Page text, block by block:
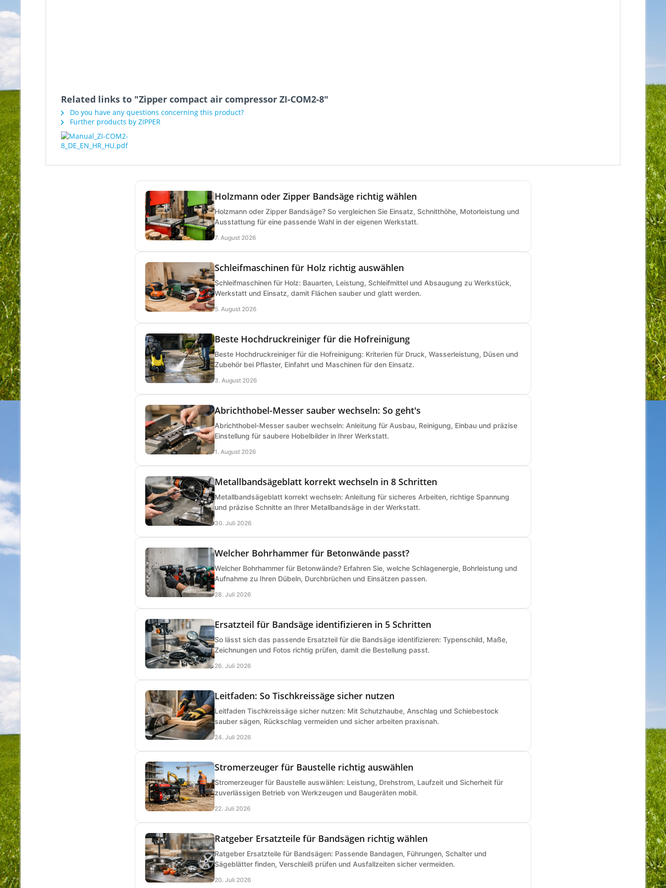
Related links to "Zipper compact air compressor ZI-COM2-8"
Do you have any questions concerning this product?
Further products by ZIPPER
Holzmann oder Zipper Bandsäge richtig wählen
Holzmann oder Zipper Bandsäge? So vergleichen Sie Einsatz, Schnitthöhe, Motorleistung und
Ausstattung für eine passende Wahl in der eigenen Werkstatt.
7. August 2026
Schleifmaschinen für Holz richtig auswählen
Schleifmaschinen für Holz: Bauarten, Leistung, Schleifmittel und Absaugung zu Werkstück,
Werkstatt und Einsatz, damit Flächen sauber und glatt werden.
5. August 2026
Beste Hochdruckreiniger für die Hofreinigung
Beste Hochdruckreiniger für die Hofreinigung: Kriterien für Druck, Wasserleistung, Düsen und
Zubehör bei Pflaster, Einfahrt und Maschinen für den Einsatz.
3. August 2026
Abrichthobel-Messer sauber wechseln: So geht's
Abrichthobel-Messer sauber wechseln: Anleitung für Ausbau, Reinigung, Einbau und präzise
Einstellung für saubere Hobelbilder in Ihrer Werkstatt.
1. August 2026
Metallbandsägeblatt korrekt wechseln in 8 Schritten
Metallbandsägeblatt korrekt wechseln: Anleitung für sicheres Arbeiten, richtige Spannung
und präzise Schnitte an Ihrer Metallbandsäge in der Werkstatt.
30. Juli 2026
Welcher Bohrhammer für Betonwände passt?
Welcher Bohrhammer für Betonwände? Erfahren Sie, welche Schlagenergie, Bohrleistung und
Aufnahme zu Ihren Dübeln, Durchbrüchen und Einsätzen passen.
28. Juli 2026
Ersatzteil für Bandsäge identifizieren in 5 Schritten
So lässt sich das passende Ersatzteil für die Bandsäge identifizieren: Typenschild, Maße,
Zeichnungen und Fotos richtig prüfen, damit die Bestellung passt.
26. Juli 2026
Leitfaden: So Tischkreissäge sicher nutzen
Leitfaden Tischkreissäge sicher nutzen: Mit Schutzhaube, Anschlag und Schiebestock
sauber sägen, Rückschlag vermeiden und sicher arbeiten praxisnah.
24. Juli 2026
Stromerzeuger für Baustelle richtig auswählen
Stromerzeuger für Baustelle auswählen: Leistung, Drehstrom, Laufzeit und Sicherheit für
zuverlässigen Betrieb von Werkzeugen und Baugeräten mobil.
22. Juli 2026
Ratgeber Ersatzteile für Bandsägen richtig wählen
Ratgeber Ersatzteile für Bandsägen: Passende Bandagen, Führungen, Schalter und
Sägeblätter finden, Verschleiß prüfen und Ausfallzeiten sicher vermeiden.
20. Juli 2026